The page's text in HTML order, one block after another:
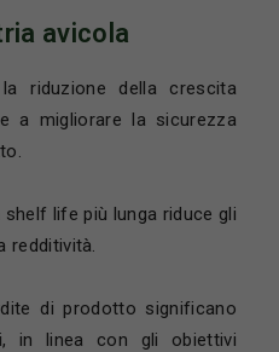
avicola
la riduzione della crescita
a migliorare la sicurezza
shelf life più lunga riduce gli
redditività.
di prodotto significano
in linea con gli obiettivi